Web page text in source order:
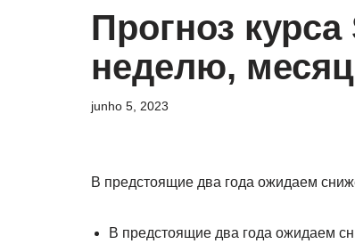
Прогноз
неделю,
junho 5, 2023
В предстоящие два года ожидаем
В предстоящие два года ожидаем